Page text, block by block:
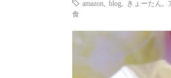
amazon
blog きょーたん
食